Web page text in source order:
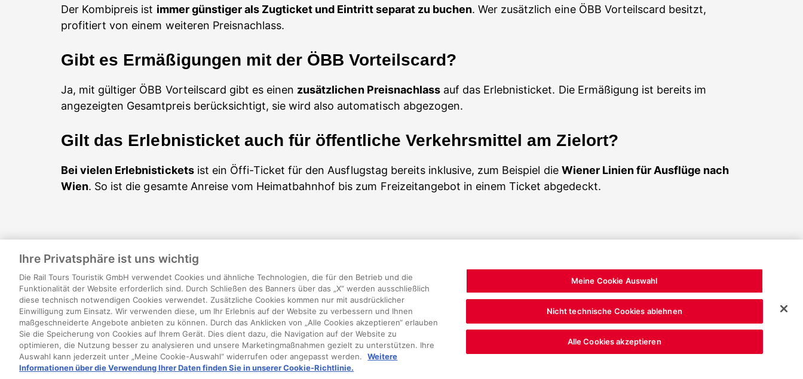
Der Kombipreis ist immer günstiger als Zugticket und Eintritt separat zu buchen. Wer zusätzlich eine ÖBB Vorteilscard besitzt,
profitiert von einem weiteren Preisnachlass.
Gibt es Ermäßigungen mit der ÖBB Vorteilscard?
Ja, mit gültiger ÖBB Vorteilscard gibt es einen zusätzlichen Preisnachlassauf das Erlebnisticket. Die Ermäßigung ist bereits im
angezeigten Gesamtpreis berücksichtigt, sie wird also automatisch abgezogen.
Gilt das Erlebnisticket auch für öffentliche Verkehrsmittel am Zielort?
Bei vielen Erlebnisticketsist ein Öffi-Ticket für den Ausflugstag bereits inklusive, zum Beispiel die Wiener Linien für Ausflüge nach
Wien. So ist die gesamte Anreise vom Heimatbahnhof bis zum Freizeitangebot in einem Ticket abgedeckt.
Über uns Rechtliches Service
Cookies verwalten
Ihre Privatsphäre ist uns wichtig
Die Rail Tours Touristik GmbH verwendet Cookies und ähnliche Technologien, die für den Betrieb und die
Funktionalität der Website erforderlich sind. Durch Schließen des Banners über das „X“ werden ausschließlich
diese technisch notwendigen Cookies verwendet. Zusätzliche Cookies kommen nur mit ausdrücklicher
Einwilligung zum Einsatz. Wir verwenden diese, um Ihr Erlebnis auf der Website zu verbessern und Ihnen
maßgeschneiderte Angebote anbieten zu können. Durch das Anklicken von „Alle Cookies akzeptieren“ erlauben
Sie die Speicherung von Cookies auf Ihrem Gerät. Dies dient dazu, die Navigation auf der Website zu
optimieren, die Nutzung besser zu analysieren und unsere Marketingmaßnahmen gezielt zu unterstützen. Ihre
Auswahl kann jederzeit unter „Meine Cookie-Auswahl“ widerrufen oder angepasst werden.
Weitere
Informationen über die Verwendung Ihrer Daten finden Sie in unserer Cookie-Richtlinie.
Meine Cookie Auswahl
Nicht technische Cookies ablehnen
Alle Cookies akzeptieren